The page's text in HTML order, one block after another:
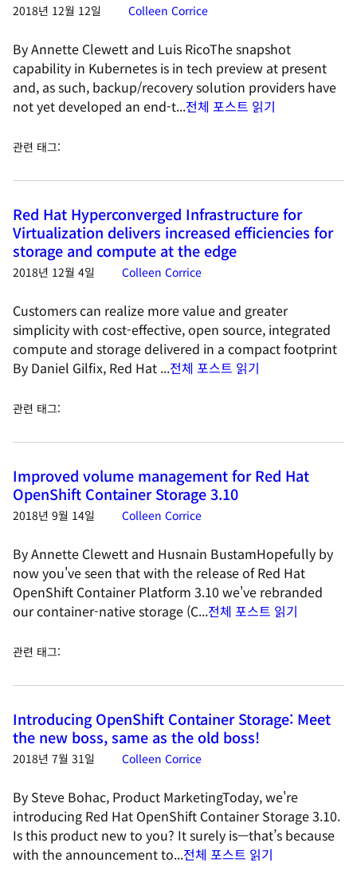
2018년 12월 12일 Colleen Corrice
By Annette Clewett and Luis RicoThe snapshot
capability in Kubernetes is in tech preview at present
and, as such, backup/recovery solution providers have
not yet developed an end-t...전체 포스트 읽기
관련 태그:
Red Hat Hyperconverged Infrastructure for
Virtualization delivers increased efficiencies for
storage and compute at the edge
2018년 12월 4일 Colleen Corrice
Customers can realize more value and greater
simplicity with cost-effective, open source, integrated
compute and storage delivered in a compact footprint
By Daniel Gilfix, Red Hat ...전체 포스트 읽기
관련 태그:
Improved volume management for Red Hat
OpenShift Container Storage 3.10
2018년 9월 14일 Colleen Corrice
By Annette Clewett and Husnain BustamHopefully by
now you've seen that with the release of Red Hat
OpenShift Container Platform 3.10 we've rebranded
our container-native storage (C...전체 포스트 읽기
관련 태그:
Introducing OpenShift Container Storage: Meet
the new boss, same as the old boss!
2018년 7월 31일 Colleen Corrice
By Steve Bohac, Product MarketingToday, we're
introducing Red Hat OpenShift Container Storage 3.10.
Is this product new to you? It surely is—that’s because
with the announcement to...전체 포스트 읽기